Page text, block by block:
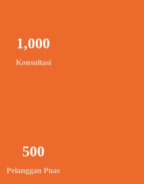
Konsultasi
1,000
Pelanggan Puas
500